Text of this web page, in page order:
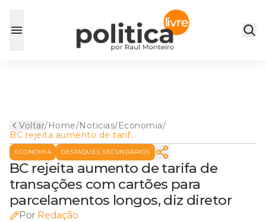
Voltar/Home/Noticias/Economia/
BC rejeita aumento de tarifa
de transações com cartões
para parcelamentos longos,
diz diretor
ECONOMIA DESTAQUES SECUNDÁRIOS
BC rejeita aumento de tarifa de
transações com cartões para
parcelamentos longos, diz diretor
Por Redação